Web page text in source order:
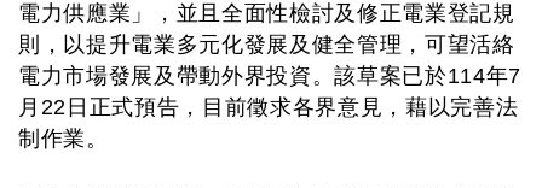
電力供應業」，並且全面性檢討及修正電業登記規
則，以提升電業多元化發展及健全管理，可望活絡
電力市場發展及帶動外界投資。該草案已於114年7
月22日正式預告，目前徵求各界意見，藉以完善法
制作業。